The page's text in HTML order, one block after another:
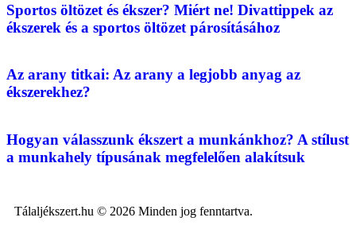
Sportos öltözet és ékszer? Miért ne! Divattippek az
ékszerek és a sportos öltözet párosításához
Az arany titkai: Az arany a legjobb anyag az
ékszerekhez?
Hogyan válasszunk ékszert a munkánkhoz? A stílust
a munkahely típusának megfelelően alakítsuk
Tálaljékszert.hu © 2026 Minden jog fenntartva.